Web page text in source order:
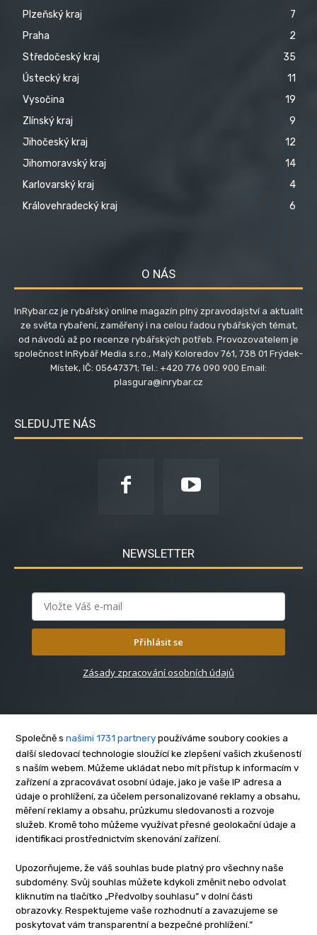
Plzeňský kraj
7
Praha
2
Středočeský kraj
35
Ústecký kraj
11
Vysočina
19
Zlínský kraj
9
Jihočeský kraj
12
Jihomoravský kraj
14
Karlovarský kraj
4
Královehradecký kraj
6
O NÁS
InRybar.cz je rybářský online magazín plný zpravodajství a aktualit
ze světa rybaření, zaměřený i na celou řadou rybářských témat,
od návodů až po recenze rybářských potřeb. Provozovatelem je
společnost InRybář Media s.r.o., Malý Koloredov 761, 738 01 Frýdek-
Místek, IČ: 05647371; Tel.: +420 776 090 900 Email:
plasgura@inrybar.cz
SLEDUJTE NÁS
NEWSLETTER
Přihlásit se
Zásady zpracování osobních údajů
O nás
Kontakt
Reklama
Zásady soukromí
Cookies
Etický kodex
Redakce
Společně s našimi 1731 partnery používáme soubory cookies a
další sledovací technologie sloužící ke zlepšení vašich zkušeností
s naším webem. Můžeme ukládat nebo mít přístup k informacím v
zařízení a zpracovávat osobní údaje, jako je vaše IP adresa a
údaje o prohlížení, za účelem personalizované reklamy a obsahu,
měření reklamy a obsahu, průzkumu sledovanosti a rozvoje
služeb. Kromě toho můžeme využívat přesné geolokační údaje a
identifikaci prostřednictvím skenování zařízení.
Upozorňujeme, že váš souhlas bude platný pro všechny naše
subdomény. Svůj souhlas můžete kdykoli změnit nebo odvolat
kliknutím na tlačítko „Předvolby souhlasu” v dolní části
obrazovky. Respektujeme vaše rozhodnutí a zavazujeme se
poskytovat vám transparentní a bezpečné prohlížení.”